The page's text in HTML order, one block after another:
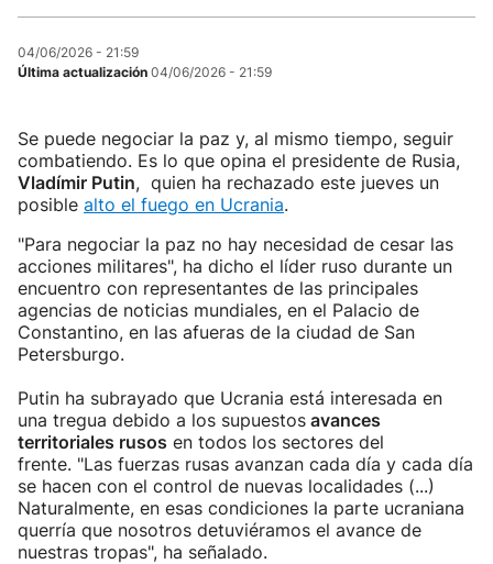
04/06/2026 - 21:59
Última actualización 04/06/2026 - 21:59
Se puede negociar la paz y, al mismo tiempo, seguir
combatiendo. Es lo que opina el presidente de Rusia,
Vladímir Putin, quien ha rechazado este jueves un
posible alto el fuego en Ucrania.
"Para negociar la paz no hay necesidad de cesar las
acciones militares", ha dicho el líder ruso durante un
encuentro con representantes de las principales
agencias de noticias mundiales, en el Palacio de
Constantino, en las afueras de la ciudad de San
Petersburgo.
Putin ha subrayado que Ucrania está interesada en
una tregua debido a los supuestos avances
territoriales rusos en todos los sectores del
frente. "Las fuerzas rusas avanzan cada día y cada día
se hacen con el control de nuevas localidades (...)
Naturalmente, en esas condiciones la parte ucraniana
querría que nosotros detuviéramos el avance de
nuestras tropas", ha señalado.